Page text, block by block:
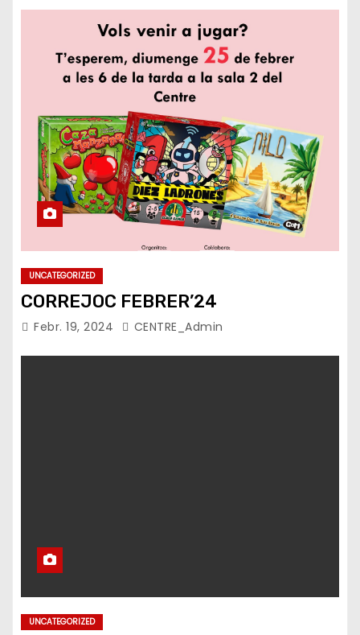
UNCATEGORIZED
CORREJOC FEBRER’24
Febr. 19, 2024 CENTRE_Admin
UNCATEGORIZED